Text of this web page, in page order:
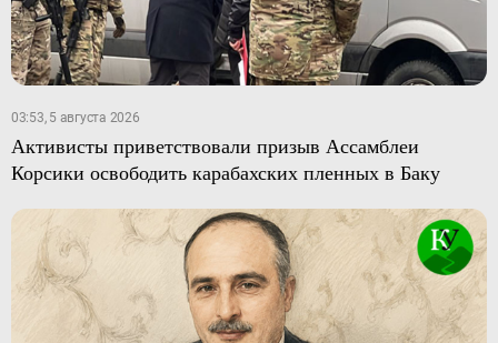
03:53, 5 августа 2026
Активисты приветствовали призыв Ассамблеи
Корсики освободить карабахских пленных в Баку